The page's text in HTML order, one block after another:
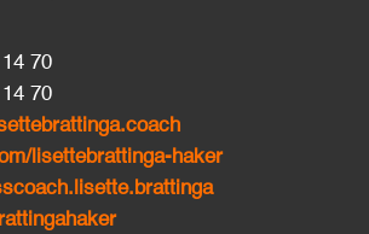
70
70
lisettebrattinga-haker